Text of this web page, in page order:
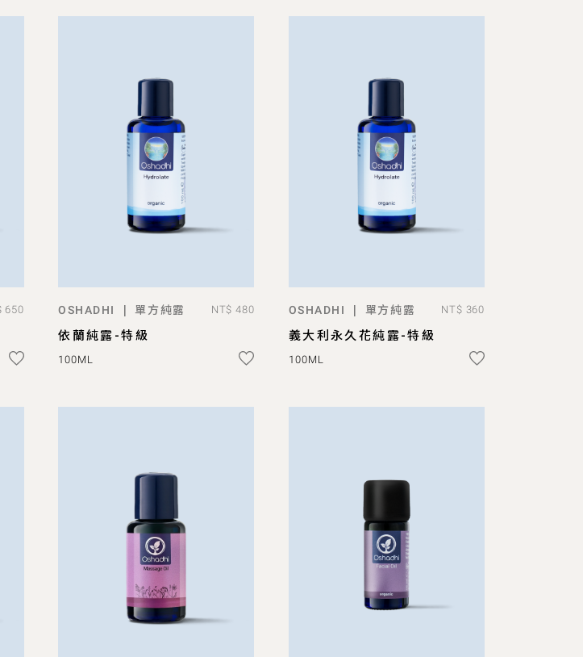
650 預購
OSHADHI | 單方純露 NT$ 480
依蘭純露-特級
100ML
預購
OSHADHI | 單方純露 NT$ 360
義大利永久花純露-特級
100ML